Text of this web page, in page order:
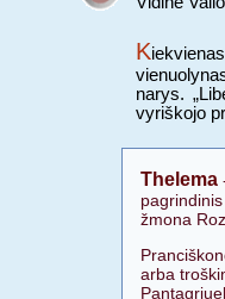
K
narys.
vyriškojo
Thelema
žmona
arba